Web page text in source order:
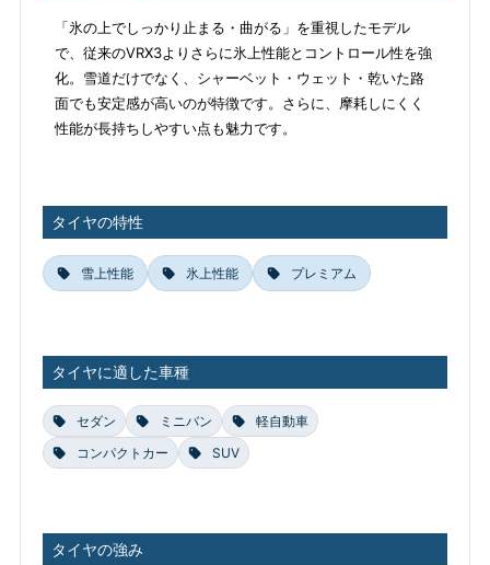
「氷の上でしっかり止まる・曲がる」を重視したモデル
で、従来のVRX3よりさらに氷上性能とコントロール性を強
化。雪道だけでなく、シャーベット・ウェット・乾いた路
面でも安定感が高いのが特徴です。さらに、摩耗しにくく
性能が長持ちしやすい点も魅力です。
タイヤの特性
雪上性能 氷上性能 プレミアム
タイヤに適した車種
セダン ミニバン
軽自動車
コンパクトカー
SUV
タイヤの強み